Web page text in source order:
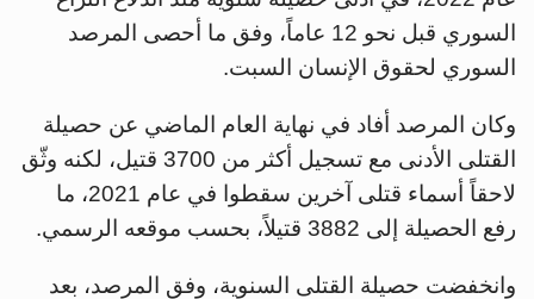
السوري قبل نحو 12 عاماً، وفق ما أحصى المرصد
السوري لحقوق الإنسان السبت.
وكان المرصد أفاد في نهاية العام الماضي عن حصيلة
القتلى الأدنى مع تسجيل أكثر من 3700 قتيل، لكنه وثّق
لاحقاً أسماء قتلى آخرين سقطوا في عام 2021، ما
رفع الحصيلة إلى 3882 قتيلاً، بحسب موقعه الرسمي.
وانخفضت حصيلة القتلى السنوية، وفق المرصد، بعد